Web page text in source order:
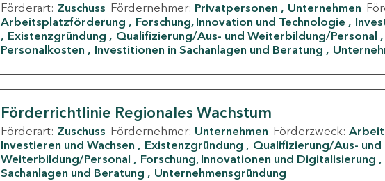
Förderart: Zuschuss Fördernehmer: Privatpersonen Unternehmen
Arbeitsplatzförderung
Forschung, Innovation und Technologie
Existenzgründung
Qualifizierung/Aus- und Weiterbildung/Personal
Personalkosten
Investitionen in Sachanlagen und Beratung
Förderrichtlinie Regionales Wachstum
Förderart: Zuschuss Fördernehmer: Unternehmen Förderzweck:
Investieren und Wachsen
Existenzgründung
Qualifizierung/Aus- und
Weiterbildung/Personal
Forschung, Innovationen und Digitalisierung
Sachanlagen und Beratung
Unternehmensgründung